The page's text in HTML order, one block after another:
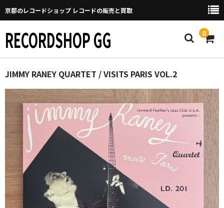
京都のレコードショップ レコードの販売と買取
RECORDSHOP GG 0
Home
マイページ
GGについて
買取について
取り置きなどについて
Categories
New Arrivals
JIMMY RANEY QUARTET / VISITS PARIS VOL.2